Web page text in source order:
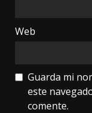
Web
Guarda mi
este
comente.